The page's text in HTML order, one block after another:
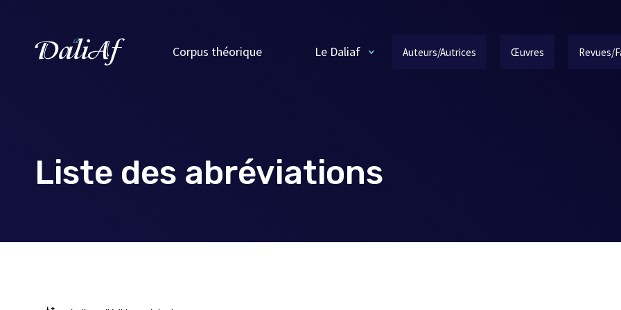
Corpus théorique Le Daliaf Auteurs/Autrices Œuvres Revues/
Liste des abréviations